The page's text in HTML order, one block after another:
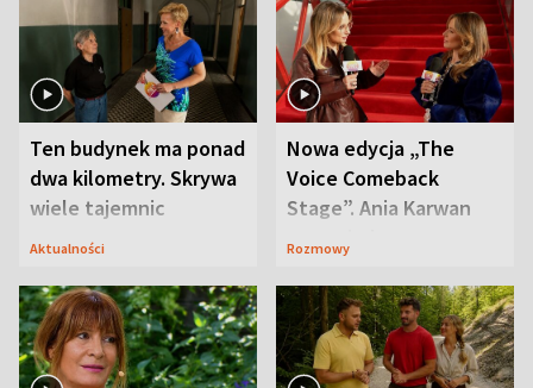
Ten budynek ma ponad
dwa kilometry. Skrywa
wiele tajemnic
Aktualności
Nowa edycja „The
Voice Comeback
Stage”. Ania Karwan
zapowiada
Rozmowy